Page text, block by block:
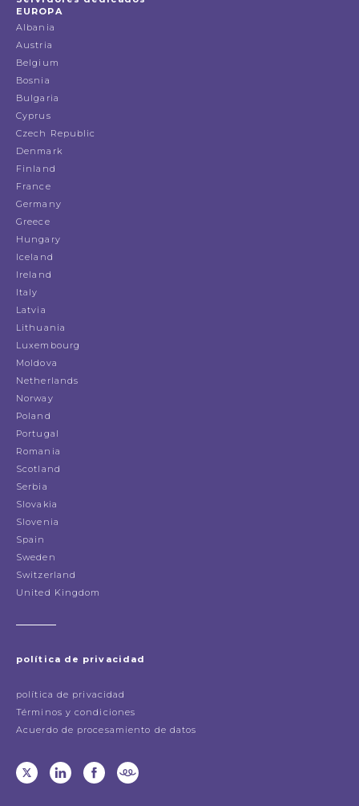
EUROPA
Albania
Austria
Belgium
Bosnia
Bulgaria
Cyprus
Czech Republic
Denmark
Finland
France
Germany
Greece
Hungary
Iceland
Ireland
Italy
Latvia
Lithuania
Luxembourg
Moldova
Netherlands
Norway
Poland
Portugal
Romania
Scotland
Serbia
Slovakia
Slovenia
Spain
Sweden
Switzerland
United Kingdom
política de privacidad
política de privacidad
Términos y condiciones
Acuerdo de procesamiento de datos